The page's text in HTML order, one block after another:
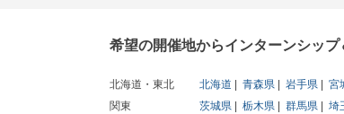
希望の開催地からインターンシッ
北海道・東北 北海道 青森県 岩手県 宮
関東
茨城県 栃木県 群馬県 埼